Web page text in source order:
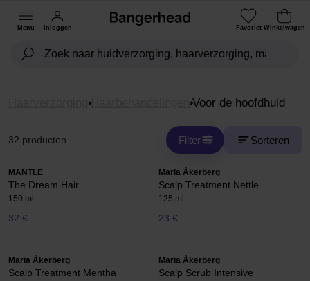
Menu Inloggen Favoriet Winkelwagen
Haarbehandelingen Voor de hoofdhuid
32 producten Filter Sorteren
MANTLE
The Dream Hair
150 ml
32 €
Maria Åkerberg
Scalp Treatment Nettle
125 ml
23 €
Maria Åkerberg
Scalp Treatment Mentha
Maria Åkerberg
Scalp Scrub Intensive